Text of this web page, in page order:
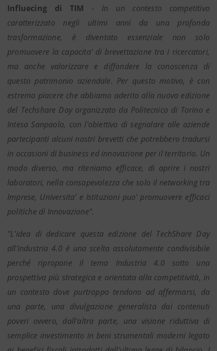
Influecing di TIM - In un contesto competitivo
caratterizzato negli ultimi anni da una profonda
trasformazione, è diventato essenziale non solo
promuovere la capacita' di brevettazione tra i ricercatori,
ma anche valorizzare e diffondere la conoscenza di
questo patrimonio aziendale. Per questo motivo, è con
estremo piacere che abbiamo aderito alla nuova edizione
del Techshare Day organizzato da Politecnico di Torino e
Intesa Sanpaolo, con l'obiettivo di segnalare alle aziende
partecipanti alcuni nostri brevetti che potrebbero tradursi
in occasioni di business ed innovazione per il territorio. Un
modo diverso, ma riteniamo efficace, di aprire i nostri
laboratori, nella consapevolezza che solo il networking tra
Imprese, Universita' e Istituzioni puo' promuovere efficaci
politiche di Innovazione".
"L'idea di dedicare questa edizione del TechShare Day
all'industria 4.0 è una scelta assolutamente condivisibile
perché ripropone il tema Industria 4.0 sotto una
prospettiva più strategica e orientata alla competitività, in
un contesto dove purtroppo tendono ad affermarsi, da
una parte, una divulgazione generalista dai contenuti
poveri ovvero, dall'altra parte, una visione riduttiva di
semplice investimento in beni strumentali moderni legato